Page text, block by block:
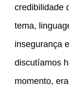
credibilidade
tema,
insegurança
discutíamos
momento,